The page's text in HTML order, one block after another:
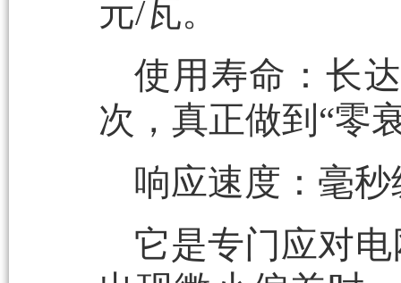
元/瓦。
使用寿命：长
次，真正做到“零
响应速度：毫
它是专门应对